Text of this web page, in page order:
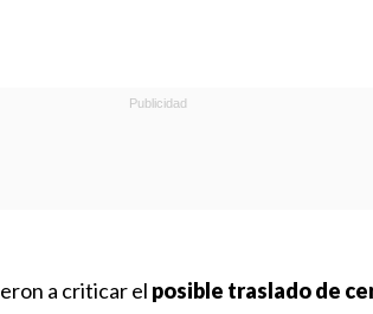
a criticar el posible traslado de